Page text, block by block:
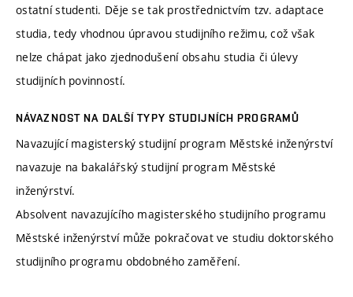
ostatní studenti. Děje se tak prostřednictvím tzv. adaptace
studia, tedy vhodnou úpravou studijního režimu, což však
nelze chápat jako zjednodušení obsahu studia či úlevy
studijních povinností.
NÁVAZNOST NA DALŠÍ TYPY STUDIJNÍCH PROGRAMŮ
Navazující magisterský studijní program Městské inženýrství
navazuje na bakalářský studijní program Městské
inženýrství.
Absolvent navazujícího magisterského studijního programu
Městské inženýrství může pokračovat ve studiu doktorského
studijního programu obdobného zaměření.